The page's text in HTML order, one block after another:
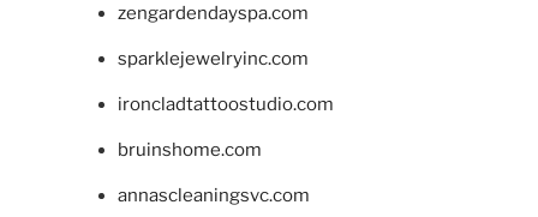
zengardendayspa.com
sparklejewelryinc.com
ironcladtattoostudio.com
bruinshome.com
annascleaningsvc.com